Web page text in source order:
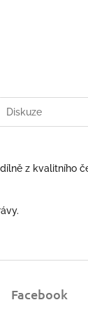
Diskuze
z kvalitního
Facebook